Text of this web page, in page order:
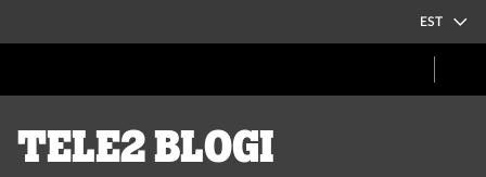
EST
Tele2 blogi